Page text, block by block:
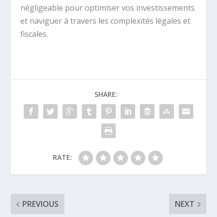
négligeable pour optimiser vos investissements
et naviguer à travers les complexités légales et
fiscales.
SHARE:
RATE:
PREVIOUS NEXT